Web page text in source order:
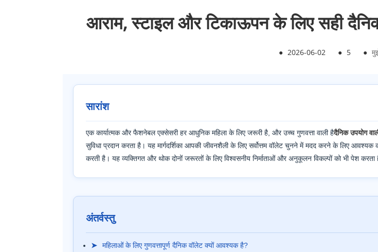
आराम, स्टाइल और टिकाऊपन के लिए सही
● 2026-06-02 ● 5 ●
सारांश
एक कार्यात्मक और फैशनेबल एक्सेसरी हर आधुनिक महिला के लिए जरूरी है, और उच्च गुणवत्ता वाली हैदैनिक उपयोग
सुविधा प्रदान करता है। यह मार्गदर्शिका आपकी जीवनशैली के लिए सर्वोत्तम वॉलेट चुनने में मदद करने के लिए आवश्यक
करती है। यह व्यक्तिगत और थोक दोनों जरूरतों के लिए विश्वसनीय निर्माताओं और अनुकूलन विकल्पों को भी पेश करता
अंतर्वस्तु
➤ महिलाओं के लिए गुणवत्तापूर्ण दैनिक वॉलेट क्यों आवश्यक है?